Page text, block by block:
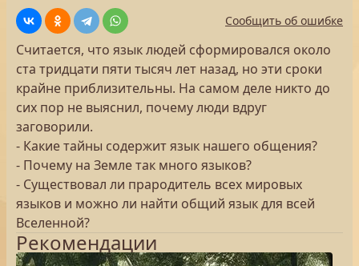
Сообщить об ошибке
Считается, что язык людей сформировался около
ста тридцати пяти тысяч лет назад, но эти сроки
крайне приблизительны. На самом деле никто до
сих пор не выяснил, почему люди вдруг
заговорили.
- Какие тайны содержит язык нашего общения?
- Почему на Земле так много языков?
- Существовал ли прародитель всех мировых
языков и можно ли найти общий язык для всей
Вселенной?
Рекомендации